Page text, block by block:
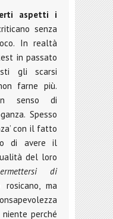
aspetti i
senza
In realtà
in passato
gli scarsi
farne più.
senso di
Spesso
con il fatto
di avere il
del loro
di
ma
perché